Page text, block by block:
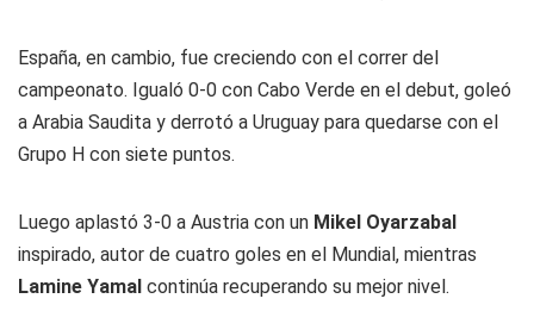
España, en cambio, fue creciendo con el correr del
campeonato. Igualó 0-0 con Cabo Verde en el debut, goleó
a Arabia Saudita y derrotó a Uruguay para quedarse con el
Grupo H con siete puntos.
Luego aplastó 3-0 a Austria con un Mikel Oyarzabal
inspirado, autor de cuatro goles en el Mundial, mientras
Lamine Yamal continúa recuperando su mejor nivel.